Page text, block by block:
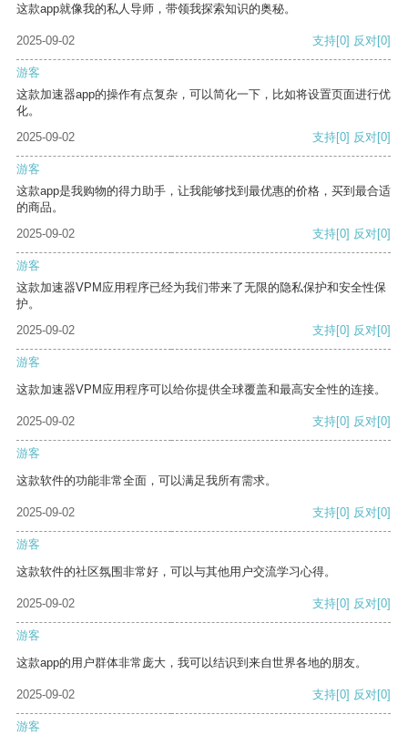
这款app就像我的私人导师，带领我探索知识的奥秘。
2025-09-02 支持[0] 反对[0]
游客
这款加速器app的操作有点复杂，可以简化一下，比如将设置页面进行优
化。
2025-09-02
支持[0] 反对[0]
游客
这款app是我购物的得力助手，让我能够找到最优惠的价格，买到最合适
的商品。
2025-09-02
支持[0] 反对[0]
游客
这款加速器VPM应用程序已经为我们带来了无限的隐私保护和安全性保
护。
2025-09-02
支持[0] 反对[0]
游客
这款加速器VPM应用程序可以给你提供全球覆盖和最高安全性的连接。
2025-09-02 支持[0] 反对[0]
游客
这款软件的功能非常全面，可以满足我所有需求。
2025-09-02 支持[0] 反对[0]
游客
这款软件的社区氛围非常好，可以与其他用户交流学习心得。
2025-09-02 支持[0] 反对[0]
游客
这款app的用户群体非常庞大，我可以结识到来自世界各地的朋友。
2025-09-02 支持[0] 反对[0]
游客